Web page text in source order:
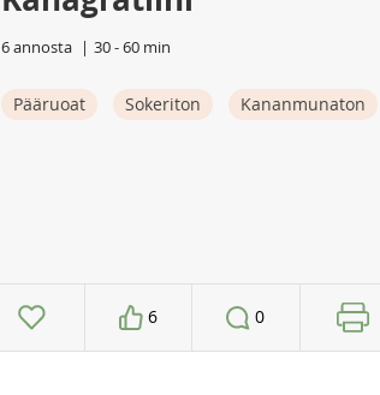
6 annosta 30 - 60 min
Pääruoat Sokeriton Kananmunaton
6 0